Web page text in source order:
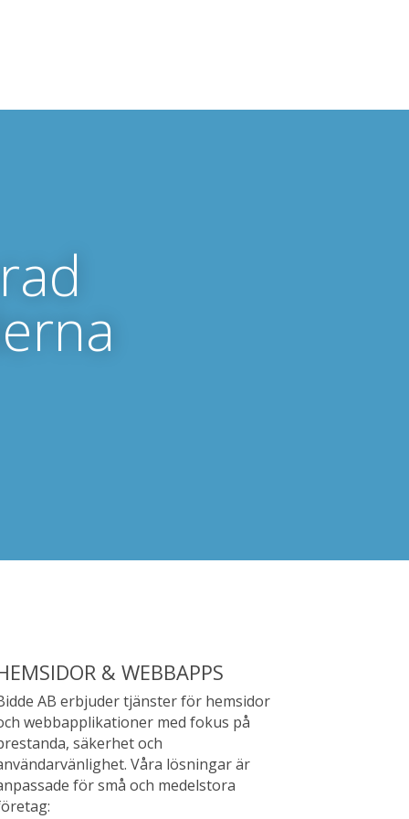
& WEBBAPPS
AB erbjuder tjänster för hemsidor
webbapplikationer med fokus på
säkerhet och
Våra lösningar är
för små och medelstora